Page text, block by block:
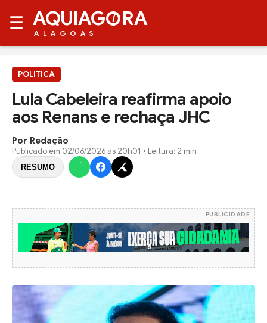
☰ AQUIAG RA
ALAGOAS
POLITICA
Lula Cabeleira reafirma apoio
aos Renans e rechaça JHC
Por Redação
Publicado em 02/06/2026 às 20h01 • Leitura: 2 min
RESUMO
PUBLICIDADE